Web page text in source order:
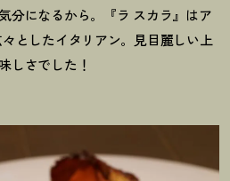
分になるから。『ラ スカラ』はア
としたイタリアン。見目麗しい上
しさでした ！